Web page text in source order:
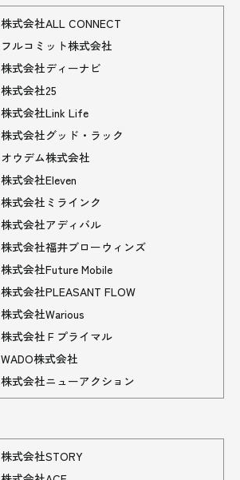
株式会社ALL CONNECT
フルコミット株式会社
株式会社ディーナビ
株式会社25
株式会社Link Life
株式会社グッド・ラック
オウデム株式会社
株式会社Eleven
株式会社ミラインク
株式会社アディバル
株式会社福井ブローウィンズ
株式会社Future Mobile
株式会社PLEASANT FLOW
株式会社Warious
株式会社Ｆプライマル
WADO株式会社
株式会社ニューアクション
株式会社STORY